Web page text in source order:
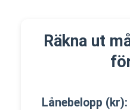
Räkna ut
Lånebelopp (kr):